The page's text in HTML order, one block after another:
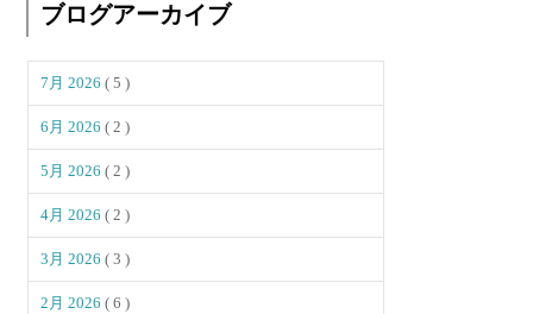
ブログアーカイブ
7月 2026( 5 )
6月 2026( 2 )
5月 2026( 2 )
4月 2026( 2 )
3月 2026( 3 )
2月 2026( 6 )